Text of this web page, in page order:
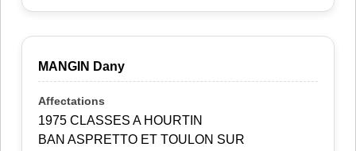
MANGIN Dany
1975 CLASSES A HOURTIN
BAN ASPRETTO ET TOULON SUR